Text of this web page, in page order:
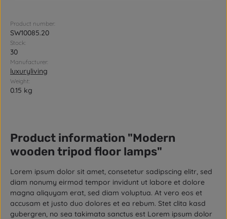
Product number:
SW10085.20
Stock:
30
Manufacturer:
luxuryliving
Weight:
0.15 kg
Product information "Modern
wooden tripod floor lamps"
Lorem ipsum dolor sit amet, consetetur sadipscing elitr, sed
diam nonumy eirmod tempor invidunt ut labore et dolore
magna aliquyam erat, sed diam voluptua. At vero eos et
accusam et justo duo dolores et ea rebum. Stet clita kasd
gubergren, no sea takimata sanctus est Lorem ipsum dolor